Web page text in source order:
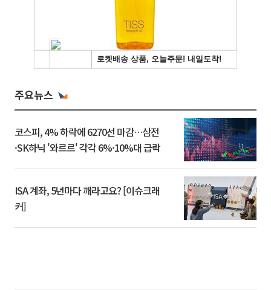
주요뉴스
코스피, 4% 하락에 6270선 마감…삼전
·SK하닉 '와르르' 각각 6%·10%대 급락
ISA 계좌, 5년마다 깨라고요? [이슈크래
커]